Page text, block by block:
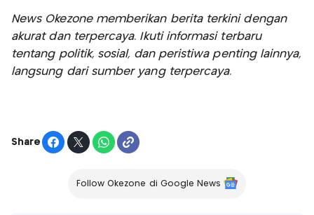
News Okezone memberikan berita terkini dengan
akurat dan terpercaya. Ikuti informasi terbaru
tentang politik, sosial, dan peristiwa penting lainnya,
langsung dari sumber yang terpercaya.
Share
Follow Okezone di Google News